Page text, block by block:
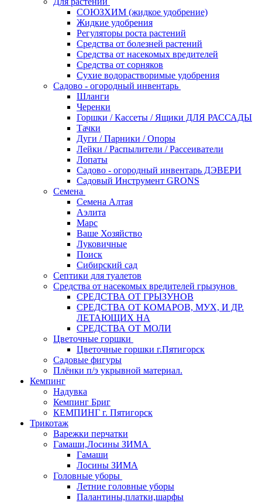
СОЮЗХИМ (жидкое удобрение)
Жидкие удобрения
Регуляторы роста растений
Средства от болезней растений
Средства от насекомых вредителей
Средства от сорняков
Сухие водорастворимые удобрения
Садово - огородный инвентарь
Шланги
Черенки
Горшки / Кассеты / Ящики ДЛЯ РАССАДЫ
Тачки
Дуги / Парники / Опоры
Лейки / Распылители / Рассеиватели
Лопаты
Садово - огородный инвентарь ДЭВЕРИ
Садовый Инструмент GRONS
Семена
Семена Алтая
Аэлита
Марс
Ваше Хозяйство
Луковичные
Поиск
Сибирский сад
Септики для туалетов
Средства от насекомых вредителей грызунов
СPEДСТВА ОТ ГРЫЗУНОВ
СРЕДСТВА ОТ КОМАРОВ, МУХ, И ДР.
ЛЕТАЮЩИХ НА
СРЕДСТВА ОТ МОЛИ
Цветочные горшки
Цветочные горшки г.Пятигорск
Садовые фигуры
Плёнки п/э укрывной материал.
Кемпинг
Надувка
Кемпинг Бриг
КЕМПИНГ г. Пятигорск
Трикотаж
Варежки перчатки
Гамаши,Лосины ЗИМА
Гамаши
Лосины ЗИМА
Головные уборы
Летние головные уборы
Палантины,платки,шарфы